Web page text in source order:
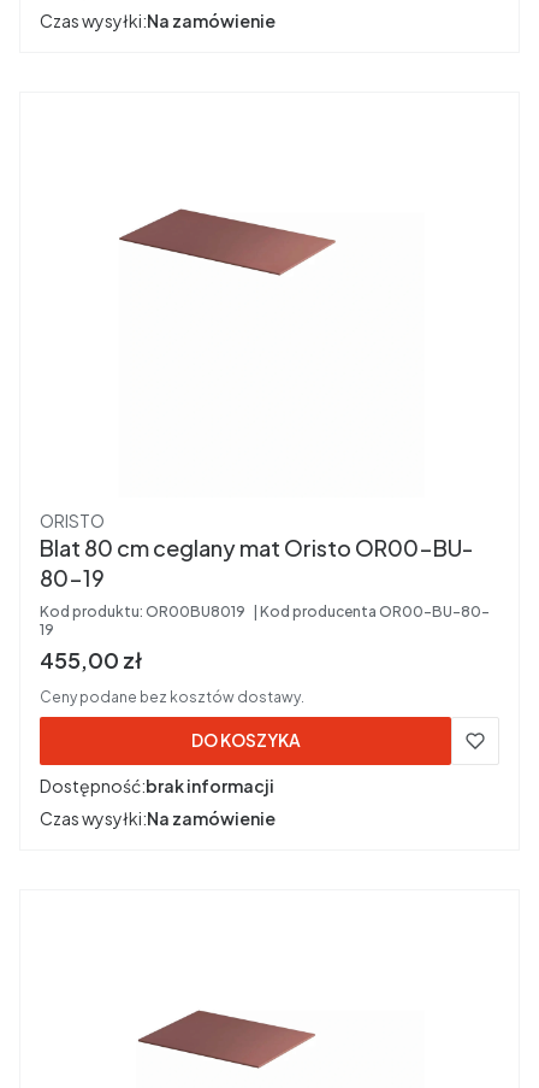
Czas wysyłki:Na zamówienie
Producent
ORISTO
Blat 80 cm ceglany mat Oristo OR00-BU-
80-19
Kod produktu: OR00BU8019 Kod producenta OR00-BU-80-
19
Cena brutto
455,00 zł
Ceny podane bez kosztów dostawy.
DO KOSZYKA
Dostępność:brak informacji
Czas wysyłki:Na zamówienie